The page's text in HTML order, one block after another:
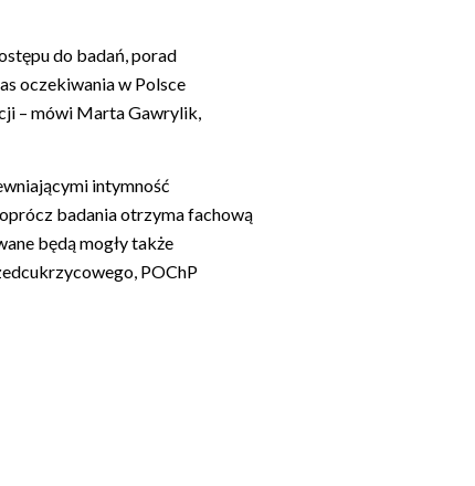
do badań, porad
oczekiwania w Polsce
– mówi Marta Gawrylik,
intymność
badania otrzyma fachową
będą mogły także
POChP